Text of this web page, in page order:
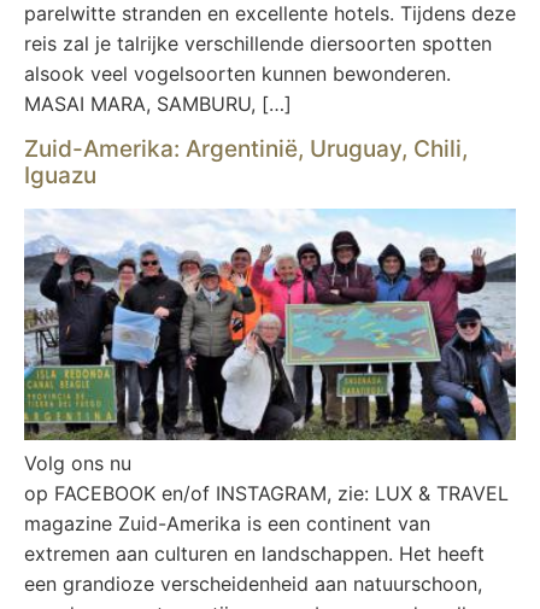
parelwitte stranden en excellente hotels. Tijdens deze
reis zal je talrijke verschillende diersoorten spotten
alsook veel vogelsoorten kunnen bewonderen.
MASAI MARA, SAMBURU, […]
Zuid-Amerika: Argentinië, Uruguay, Chili,
Iguazu
Volg ons nu
op FACEBOOK en/of INSTAGRAM, zie: LUX & TRAVEL
magazine Zuid-Amerika is een continent van
extremen aan culturen en landschappen. Het heeft
een grandioze verscheidenheid aan natuurschoon,